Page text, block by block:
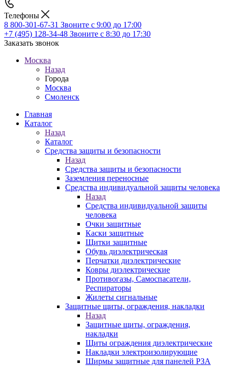
Телефоны
8 800-301-67-31 Звоните с 9:00 до 17:00
+7 (495) 128-34-48 Звоните с 8:30 до 17:30
Заказать звонок
Москва
Назад
Города
Москва
Смоленск
Главная
Каталог
Назад
Каталог
Средства защиты и безопасности
Назад
Средства защиты и безопасности
Заземления переносные
Средства индивидуальной защиты человека
Назад
Средства индивидуальной защиты
человека
Очки защитные
Каски защитные
Щитки защитные
Обувь диэлектрическая
Перчатки диэлектрические
Ковры диэлектрические
Противогазы, Самоспасатели,
Респираторы
Жилеты сигнальные
Защитные щиты, ограждения, накладки
Назад
Защитные щиты, ограждения,
накладки
Щиты ограждения диэлектрические
Накладки электроизолирующие
Ширмы защитные для панелей РЗА